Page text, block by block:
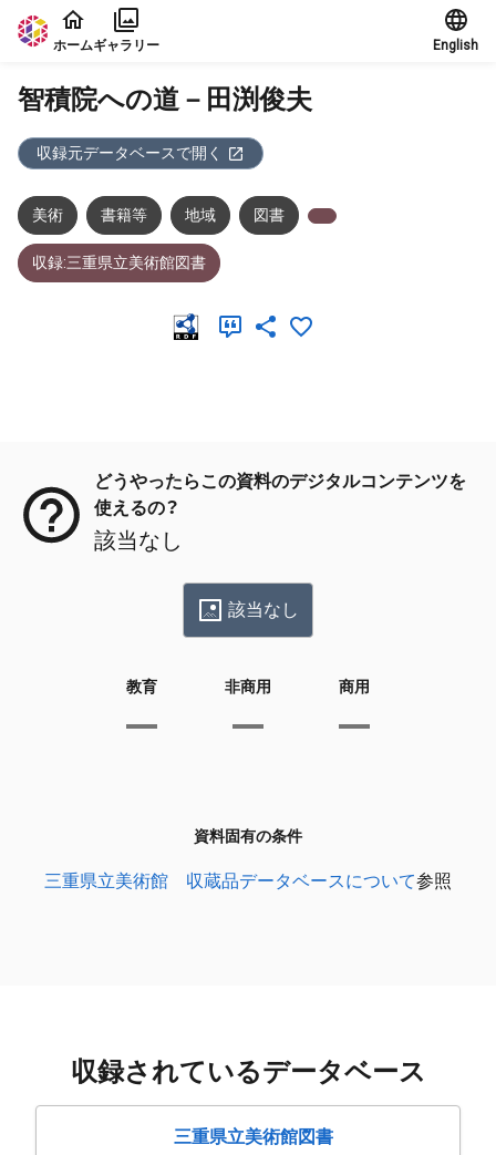
本文に飛ぶ
ホームギャラリー English
智積院への道－田渕俊夫
収録元データベースで開く
美術 書籍等 地域 図書
収録:三重県立美術館図書
どうやったらこの資料のデジタルコンテンツを
使えるの？
該当なし
該当なし
教育 非商用 商用
資料固有の条件
三重県立美術館 収蔵品データベースについて参照
収録されているデータベース
三重県立美術館図書